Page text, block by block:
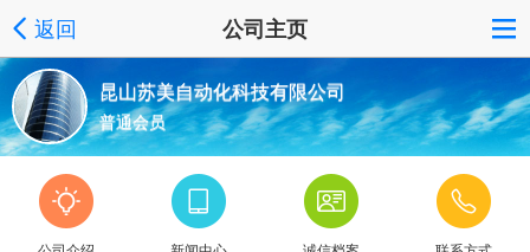
返回 公司主页
昆山苏美自动化科技有限公司
普通会员